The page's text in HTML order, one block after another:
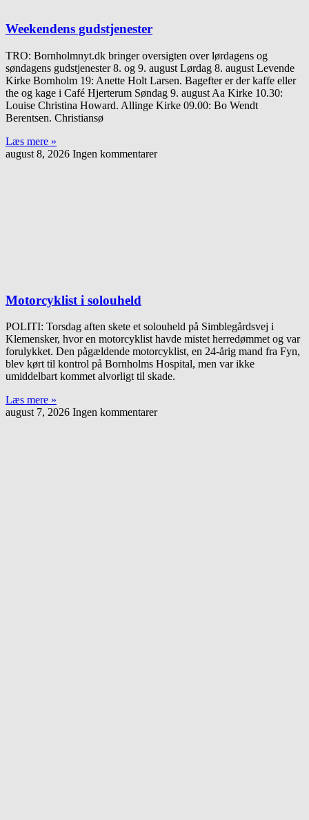
Weekendens gudstjenester
TRO: Bornholmnyt.dk bringer oversigten over lørdagens og
søndagens gudstjenester 8. og 9. august Lørdag 8. august Levende
Kirke Bornholm 19: Anette Holt Larsen. Bagefter er der kaffe eller
the og kage i Café Hjerterum Søndag 9. august Aa Kirke 10.30:
Louise Christina Howard. Allinge Kirke 09.00: Bo Wendt
Berentsen. Christiansø
Læs mere »
august 8, 2026 Ingen kommentarer
Motorcyklist i solouheld
POLITI: Torsdag aften skete et solouheld på Simblegårdsvej i
Klemensker, hvor en motorcyklist havde mistet herredømmet og var
forulykket. Den pågældende motorcyklist, en 24-årig mand fra Fyn,
blev kørt til kontrol på Bornholms Hospital, men var ikke
umiddelbart kommet alvorligt til skade.
Læs mere »
august 7, 2026 Ingen kommentarer